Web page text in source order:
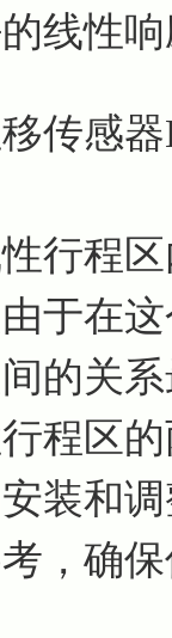
线性
传感
行程
于在
的关
程区
装和
，确